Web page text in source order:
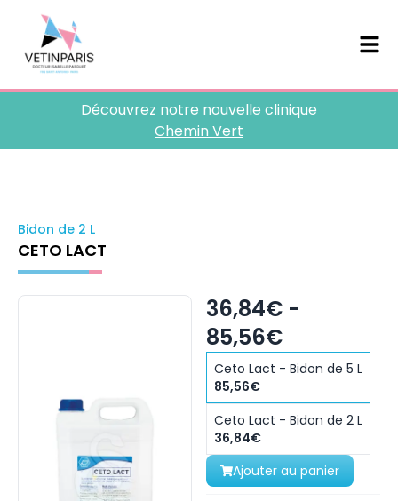
Découvrez notre nouvelle clinique
Chemin Vert
Bidon de 2 L
CETO LACT
36,84€ -
85,56€
Ceto Lact - Bidon de 5 L
85,56€
Ceto Lact - Bidon de 2 L
36,84€
Ajouter au panier